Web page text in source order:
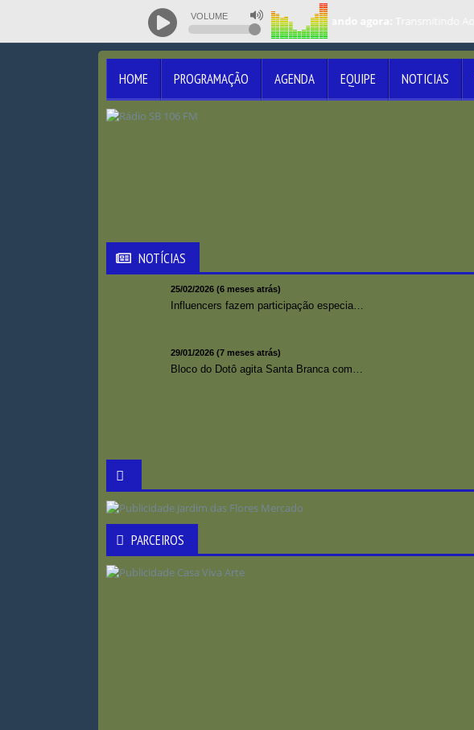
VOLUME Tocando agora:
HOME PROGRAMAÇÃO AGENDA EQUIPE NOTICIAS
NOTÍCIAS
25/02/2026 (6 meses atrás)
29/01/2026 (7 meses atrás)
PARCEIROS